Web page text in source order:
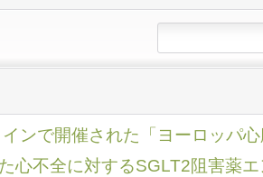
ンで開催された「ヨーロッパ
心不全に対するSGLT2阻害薬エ